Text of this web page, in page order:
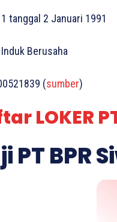
tanggal 2 Januari 1991
Berusaha
(sumber)
LOKER
PT BPR